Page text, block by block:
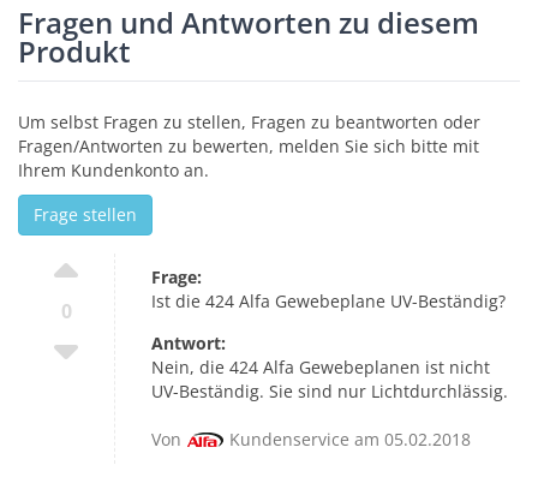
Fragen und Antworten zu diesem
Produkt
Um selbst Fragen zu stellen, Fragen zu beantworten oder
Fragen/Antworten zu bewerten, melden Sie sich bitte mit
Ihrem Kundenkonto an.
Frage stellen
0
Frage:
Ist die 424 Alfa Gewebeplane UV-Beständig?
Antwort:
Nein, die 424 Alfa Gewebeplanen ist nicht
UV-Beständig. Sie sind nur Lichtdurchlässig.
Von Kundenservice am 05.02.2018